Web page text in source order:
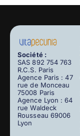
Société :
SAS 892 754 763
R.C.S. Paris
Agence Paris : 47
rue de Monceau
75008 Paris
Agence Lyon : 64
rue Waldeck
Rousseau 69006
Lyon